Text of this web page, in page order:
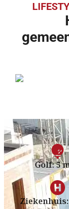
Golf: 5